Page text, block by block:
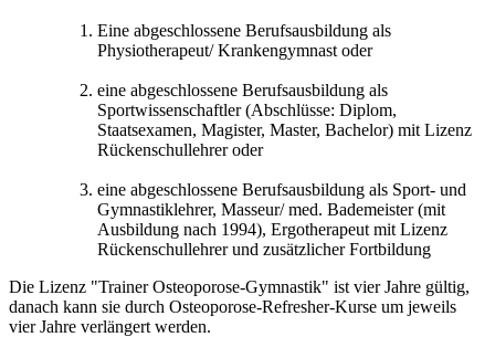
Eine abgeschlossene Berufsausbildung als
Physiotherapeut/ Krankengymnast oder
eine abgeschlossene Berufsausbildung als
Sportwissenschaftler (Abschlüsse: Diplom,
Staatsexamen, Magister, Master, Bachelor) mit Lizenz
Rückenschullehrer oder
eine abgeschlossene Berufsausbildung als Sport- und
Gymnastiklehrer, Masseur/ med. Bademeister (mit
Ausbildung nach 1994), Ergotherapeut mit Lizenz
Rückenschullehrer und zusätzlicher Fortbildung
Die Lizenz "Trainer Osteoporose-Gymnastik" ist vier Jahre gültig,
danach kann sie durch Osteoporose-Refresher-Kurse um jeweils
vier Jahre verlängert werden.